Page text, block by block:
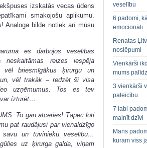
izskatās vecas ūdens
smakojošu aplikumu.
Analoga bilde notiek arī mūsu
es darbojos veselības
reizes iespēja
briesmīgākus ķirurgu un
vēl trakāk – redzēt šī visa
uzņēmumus. Tos es tev
izturēt…
To gan atceries! Tāpēc ļoti
pat raudājusi par vienaldzīgo
un tuvinieku veselību…
uz ķirurga galda, viņam
veselību
6 padomi,
emocionāli
Renatas
noslēpumi
Vienkārši
mums
3 vienkārši
pateicību
7 labi
mainīt dzīvi
Mans
kuram viss